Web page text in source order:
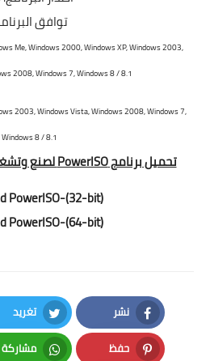
توافق
Me, Windows 2000, Windows XP, Windows 2003,
2008, Windows 7, Windows 8 / 8.1
2003, Windows Vista, Windows 2008, Windows 7,
Windows 8 / 8.1
تحميل برنامج PowerISO لصنع وتشغيل الأسطوانات الوهمية
PowerISO-(32-bit)
PowerISO-(64-bit)
نشر
Facebook
تغريد
Twitter
حفظ مشاركة